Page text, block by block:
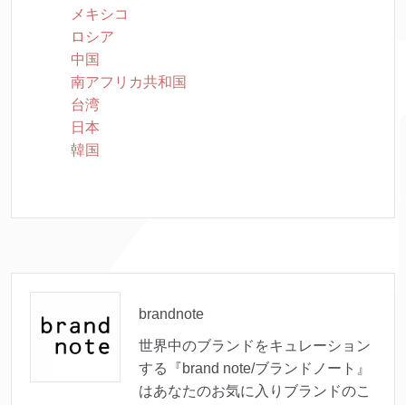
メキシコ
ロシア
中国
南アフリカ共和国
台湾
日本
韓国
brandnote
世界中のブランドをキュレーション
する『brand note/ブランドノート』
はあなたのお気に入りブランドのこ